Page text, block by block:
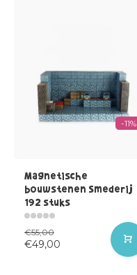
-11%
Magnetische
bouwstenen Smederij
192 stuks
€55,00
€49,00